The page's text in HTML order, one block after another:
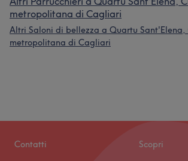
metropolitana di Cagliari
Altri Saloni di bellezza a Quartu Sant'Elena,
metropolitana di Cagliari
Contatti Scopri